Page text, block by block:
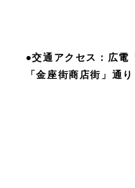
●交通アクセス：広電
「金座街商店街」通り